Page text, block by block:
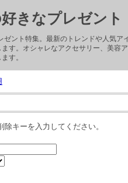
きなプレゼント
ゼント特集。最新のトレンドや人気
す。オシャレなアクセサリー、美容
す。
除キーを入力してください。